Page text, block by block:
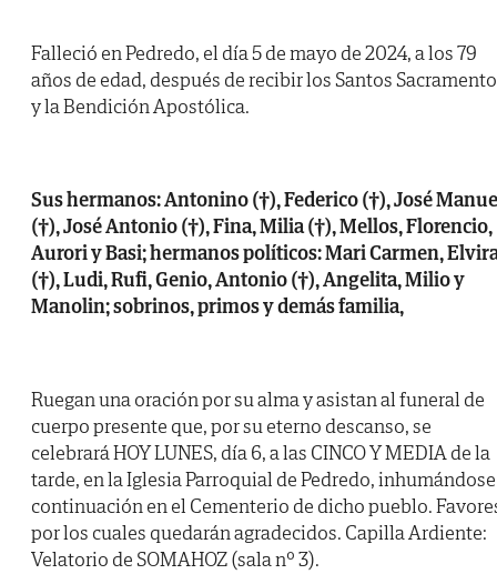
Falleció en Pedredo, el día 5 de mayo de 2024, a los 79
años de edad, después de recibir los Santos
y la Bendición Apostólica.
Sus hermanos: Antonino (†), Federico (†), José
(†), José Antonio (†), Fina, Milia (†), Mellos, Florencio,
Aurori y Basi; hermanos políticos: Mari Carmen,
(†), Ludi, Rufi, Genio, Antonio (†), Angelita, Milio y
Manolin; sobrinos, primos y demás familia,
Ruegan una oración por su alma y asistan al funeral de
cuerpo presente que, por su eterno descanso, se
celebrará HOY LUNES, día 6, a las CINCO Y MEDIA de la
tarde, en la Iglesia Parroquial de Pedredo,
continuación en el Cementerio de dicho pueblo.
por los cuales quedarán agradecidos. Capilla Ardiente:
Velatorio de SOMAHOZ (sala nº 3).